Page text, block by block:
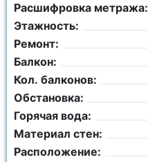
Расшифровка метража:
Этажность:
Ремонт:
Балкон:
Кол. балконов:
Обстановка:
Горячая вода:
Материал стен:
Расположение: